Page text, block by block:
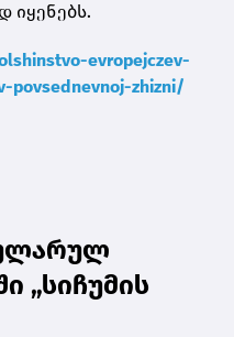
იყენებს.
evropejczev-
povsednevnoj-zhizni/
„სიჩუმის